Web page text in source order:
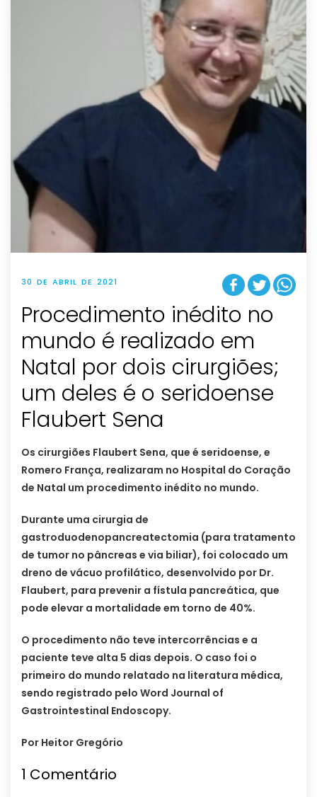
30 DE ABRIL DE 2021
Procedimento inédito no
mundo é realizado em
Natal por dois cirurgiões;
um deles é o seridoense
Flaubert Sena
Os cirurgiões Flaubert Sena, que é seridoense, e
Romero França, realizaram no Hospital do Coração
de Natal um procedimento inédito no mundo.
Durante uma cirurgia de
gastroduodenopancreatectomia (para tratamento
de tumor no pâncreas e via biliar), foi colocado um
dreno de vácuo profilático, desenvolvido por Dr.
Flaubert, para prevenir a fístula pancreática, que
pode elevar a mortalidade em torno de 40%.
O procedimento não teve intercorrências e a
paciente teve alta 5 dias depois. O caso foi o
primeiro do mundo relatado na literatura médica,
sendo registrado pelo Word Journal of
Gastrointestinal Endoscopy.
Por Heitor Gregório
1 Comentário